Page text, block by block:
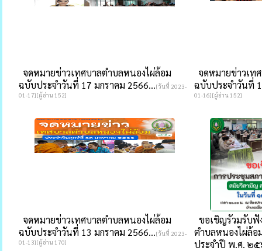
จดหมายข่าวเทศบาลตำบลหนองไผ่ล้อม
ฉบับประจำวันที่ 17 มกราคม 2566...[วันที่ 2023-
01-17][ผู้อ่าน 152]
จดหมายข่าวเท
ฉบับประจำวันที่
01-16][ผู้อ่าน 152]
จดหมายข่าวเทศบาลตำบลหนองไผ่ล้อม
ฉบับประจำวันที่ 13 มกราคม 2566...[วันที่ 2023-
01-13][ผู้อ่าน 170]
ขอเชิญรัวมรับฟั
ตำบลหนองไผ่ล้
ประจำปี พ.ศ. ๒